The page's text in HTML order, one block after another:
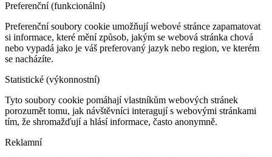
Preferenční (funkcionální)
Preferenční soubory cookie umožňují webové stránce zapamatovat
si informace, které mění způsob, jakým se webová stránka chová
nebo vypadá jako je váš preferovaný jazyk nebo region, ve kterém
se nacházíte.
Statistické (výkonnostní)
Tyto soubory cookie pomáhají vlastníkům webových stránek
porozumět tomu, jak návštěvníci interagují s webovými stránkami
tím, že shromažďují a hlásí informace, často anonymně.
Reklamní